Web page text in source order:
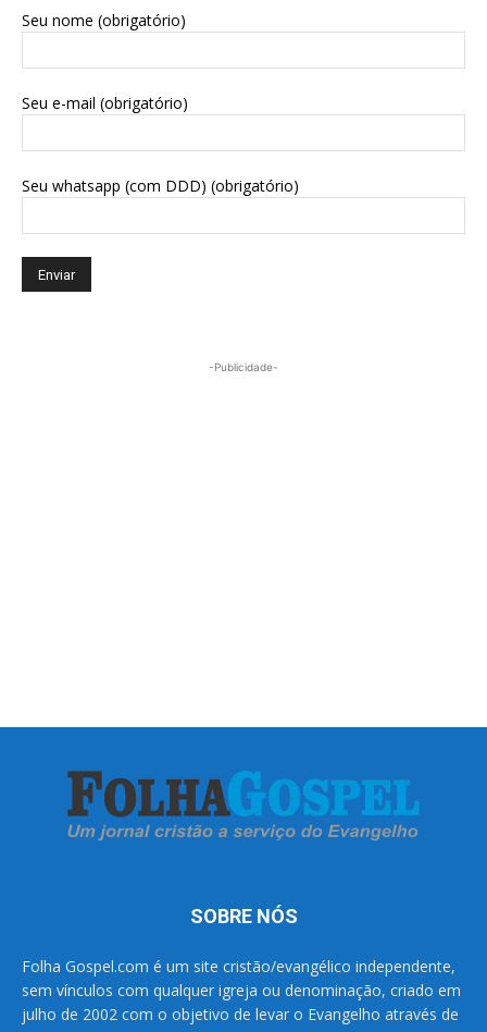
Seu nome (obrigatório)
Seu e-mail (obrigatório)
Seu whatsapp (com DDD) (obrigatório)
-Publicidade-
SOBRE NÓS
Folha Gospel.com é um site cristão/evangélico independente,
sem vínculos com qualquer igreja ou denominação, criado em
julho de 2002 com o objetivo de levar o Evangelho através de